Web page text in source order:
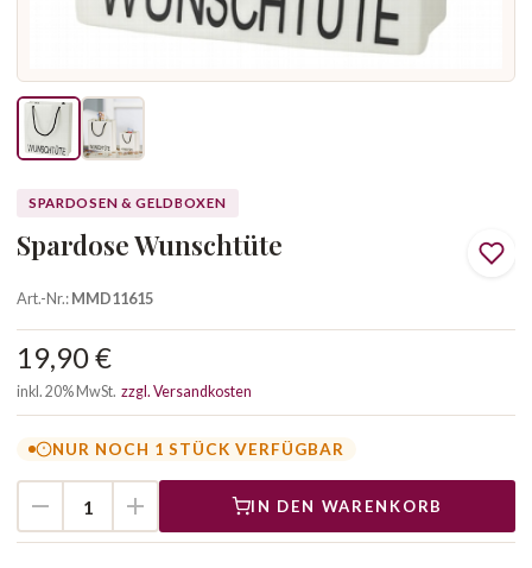
SPARDOSEN & GELDBOXEN
Spardose Wunschtüte
Art.-Nr.:MMD11615
19,90 €
inkl. 20% MwSt. zzgl. Versandkosten
NUR NOCH 1 STÜCK VERFÜGBAR
IN DEN WARENKORB